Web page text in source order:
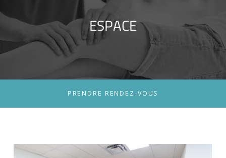
ESPACE
PRENDRE RENDEZ-VOUS